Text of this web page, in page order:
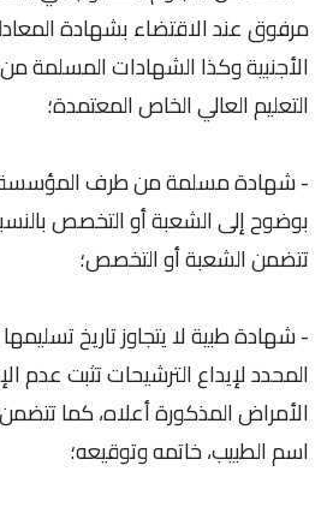
مرفوق عند الاقتضاء بشهادة
الأجنبية وكذا الشهادات
التعليم العالي الخاص المعتمدة؛
- شهادة مسلمة من طرف المؤسسة
بوضوح إلى الشعبة أو التخصص
تتضمن الشعبة أو التخصص؛
- شهادة طبية لا يتجاوز تاريخ
المحدد لإيداع الترشيحات تثبت عدم
الأمراض المذكورة أعلاه، كما تتضمن
اسم الطبيب، خاتمه وتوقيعه؛